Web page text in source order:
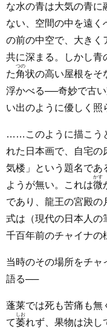
な水の青は大気の青に
ない、空間の中を遠
の前の中空で、大きく
共に深まる。しかし青
た角
つの
状の高い屋根をそ
浮かべる──奇妙で古
い出のように優しく照
……このように描こう
れた日本画で、自宅
気楼」という題名であ
ようが無い。これは微
かす
であり、龍王の宮殿
式は（現代の日本人の
千百年前のチャイナ
当時のその場所をチャ
語る──
蓬莱では死も苦痛も無
て萎
しお
れず、果物は決し